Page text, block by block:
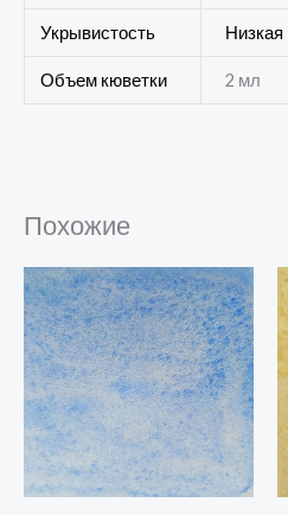
Укрывистость Низкая
Объем кюветки 2 мл
Похожие